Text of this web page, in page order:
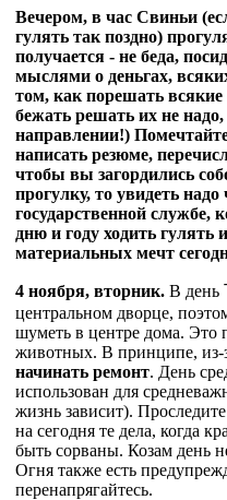
Вечером, в час Свиньи
гулять так поздно)
получается - не беда,
мыслями о деньгах,
том, как порешать
бежать решать их не
направлении!)
написать резюме,
чтобы вы загордились
прогулку, то увидеть
государственной службе,
дню и году ходить гулять
материальных мечт
4 ноября, вторник. В день
центральном дворце,
шуметь в центре дома. Это
животных. В принципе, из-
начинать ремонт. День
использован для
жизнь зависит).
на сегодня те дела, когда
быть сорваны. Козам день
Огня также есть
перенапрягайтесь.